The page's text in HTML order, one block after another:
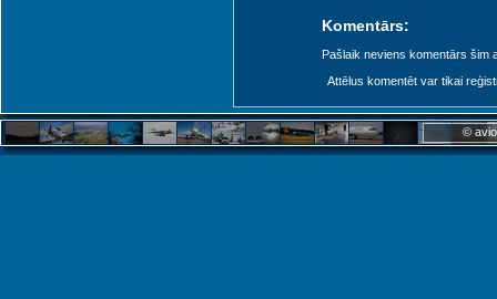
Komentārs:
Pašlaik neviens komentārs šim
Attēlus komentēt var tikai
©